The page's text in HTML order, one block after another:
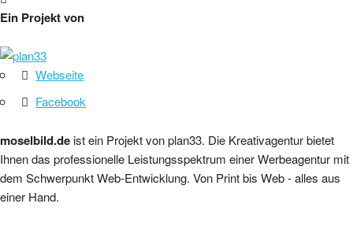
Ein Projekt von
Webseite
Facebook
moselbild.deist ein Projekt von plan33. Die Kreativagentur bietet
Ihnen das professionelle Leistungsspektrum einer Werbeagentur mit
dem Schwerpunkt Web-Entwicklung. Von Print bis Web - alles aus
einer Hand.